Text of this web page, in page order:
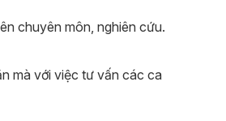
chuyên môn, nghiên cứu.
mà với việc tư vấn các ca